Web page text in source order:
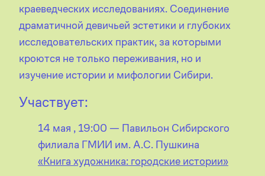
краеведческих исследованиях. Соединение
драматичной девичьей эстетики и глубоких
исследовательских практик, за которыми
кроются не только переживания, но и
изучение истории и мифологии Сибири.
Участвует:
14 мая , 19:00 — Павильон Сибирского
филиала ГМИИ им. А.С. Пушкина
«Книга художника: городские истории»